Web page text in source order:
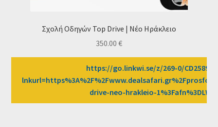
Σχολή Οδηγών Top Drive | Νέο Ηράκλειο
350.00 €
https://go.linkwi.se/z/269-0/CD2589/?
drive-neo-hrakleio-1%3Fafn%3DLW